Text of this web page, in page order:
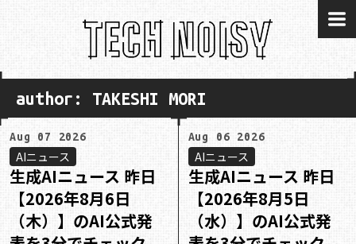
author: TAKESHI MORI
Aug 07 2026
AIニュース
生成AIニュース 昨日
【2026年8月6日
（木）】のAI公式発
Aug 06 2026
AIニュース
生成AIニュース 昨日
【2026年8月5日
（水）】のAI公式発